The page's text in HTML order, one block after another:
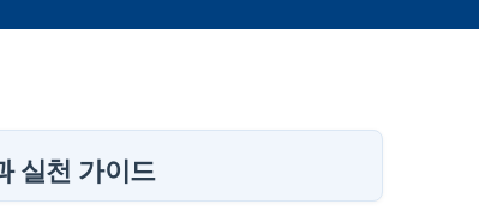
실천 가이드